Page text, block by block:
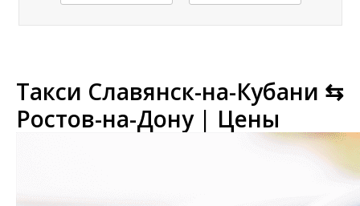
Такси Славянск-на-Кубани ⇆
Ростов-на-Дону | Цены